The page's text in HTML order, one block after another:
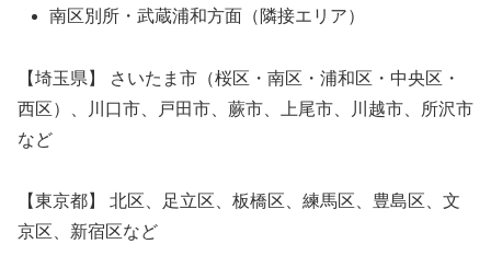
南区別所・武蔵浦和方面（隣接エリア）
【埼玉県】 さいたま市（桜区・南区・浦和区・中央区・
西区）、川口市、戸田市、蕨市、上尾市、川越市、所沢市
など
【東京都】 北区、足立区、板橋区、練馬区、豊島区、文
京区、新宿区など